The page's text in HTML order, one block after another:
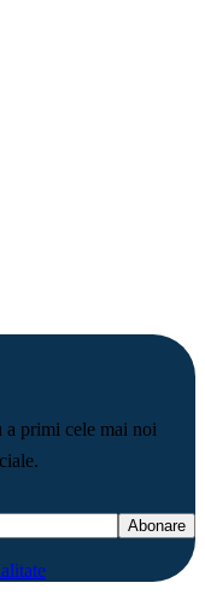
a primi cele mai noi